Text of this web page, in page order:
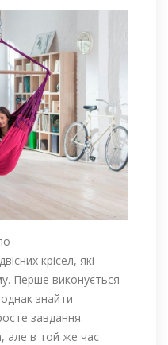
крісел, які
Перше виконується
однак знайти
завдання.
але в той же час